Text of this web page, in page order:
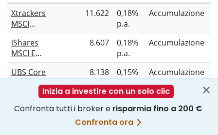
Xtrackers
MSCI
Emerging
Markets
UCITS
ETF 1C
11.622
0,18%
p.a.
Accumulazione
iShares
MSCI EM
UCITS
ETF (Acc)
8.607
0,18%
p.a.
Accumulazione
UBS Core
MSCI EM
ETF USD
acc
8.138
0,15%
p.a.
Accumulazione
Core
5.224
0,14%
p.a.
Distribuzione